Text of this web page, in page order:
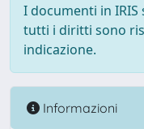
I documenti in
tutti i diritti sono
indicazione.
Informazioni